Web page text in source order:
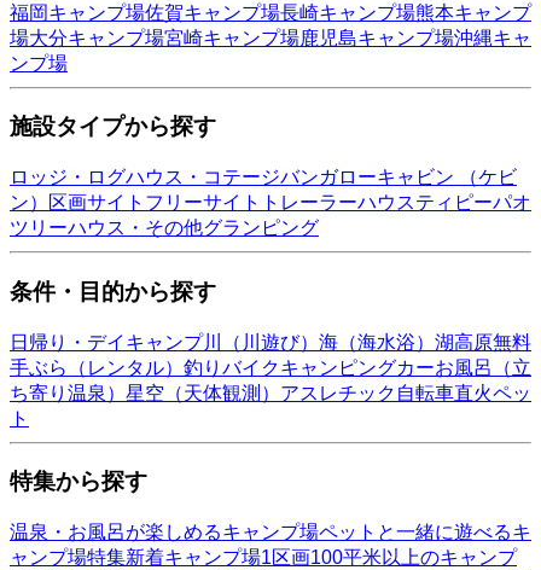
福岡キャンプ場佐賀キャンプ場長崎キャンプ場熊本キャンプ
場大分キャンプ場宮崎キャンプ場鹿児島キャンプ場沖縄キャ
ンプ場
施設タイプから探す
ロッジ・ログハウス・コテージバンガローキャビン （ケビ
ン）
区画サイト フリーサイト トレーラーハウスティピーパオ
ツリーハウス・その他グランピング
条件・目的から探す
日帰り・デイキャンプ川（川遊び） 海（海水浴） 湖高原無料
手ぶら（レンタル） 釣り バイクキャンピングカーお風呂（立
ち寄り温泉） 星空（天体観測） アスレチック 自転車直火ペッ
ト
特集から探す
温泉・お風呂が楽しめるキャンプ場ペットと一緒に遊べるキ
ャンプ場特集新着キャンプ場1区画100平米以上のキャンプ